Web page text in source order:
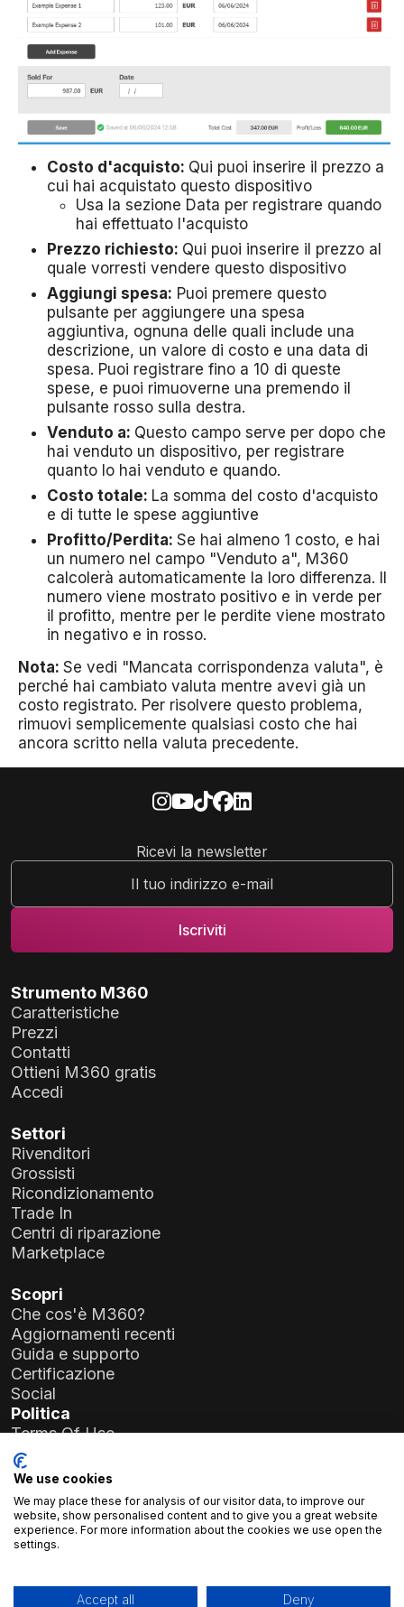
Costo d'acquisto: Qui puoi inserire il prezzo a
cui hai acquistato questo dispositivo
Usa la sezione Data per registrare quando
hai effettuato l'acquisto
Prezzo richiesto: Qui puoi inserire il prezzo al
quale vorresti vendere questo dispositivo
Aggiungi spesa: Puoi premere questo
pulsante per aggiungere una spesa
aggiuntiva, ognuna delle quali include una
descrizione, un valore di costo e una data di
spesa. Puoi registrare fino a 10 di queste
spese, e puoi rimuoverne una premendo il
pulsante rosso sulla destra.
Venduto a: Questo campo serve per dopo che
hai venduto un dispositivo, per registrare
quanto lo hai venduto e quando.
Costo totale: La somma del costo d'acquisto
e di tutte le spese aggiuntive
Profitto/Perdita: Se hai almeno 1 costo, e hai
un numero nel campo "Venduto a", M360
calcolerà automaticamente la loro differenza. Il
numero viene mostrato positivo e in verde per
il profitto, mentre per le perdite viene mostrato
in negativo e in rosso.
Nota: Se vedi "Mancata corrispondenza valuta", è
perché hai cambiato valuta mentre avevi già un
costo registrato. Per risolvere questo problema,
rimuovi semplicemente qualsiasi costo che hai
ancora scritto nella valuta precedente.
Ricevi la newsletter
Strumento M360
Caratteristiche
Prezzi
Contatti
Ottieni M360 gratis
Accedi
Settori
Rivenditori
Grossisti
Ricondizionamento
Trade In
Centri di riparazione
Marketplace
Scopri
Che cos'è M360?
Aggiornamenti recenti
Guida e supporto
Certificazione
Social
Politica
Terms Of Use
Privacy Policy
General Data Protection Regulation (GDPR)
Dettagli aziendali
Atlas Soft Ltd.
Via Prielle Kornélia 19-35
N. di registrazione:
We use cookies
We may place these for analysis of our visitor data, to improve our
website, show personalised content and to give you a great website
experience. For more information about the cookies we use open the
settings.
Accept all Deny